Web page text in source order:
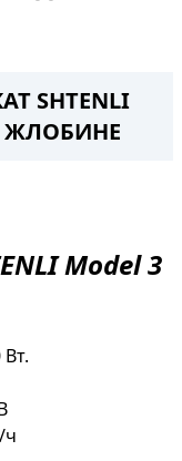
SHTENLI
В ЖЛОБИНЕ
Model 3
ч